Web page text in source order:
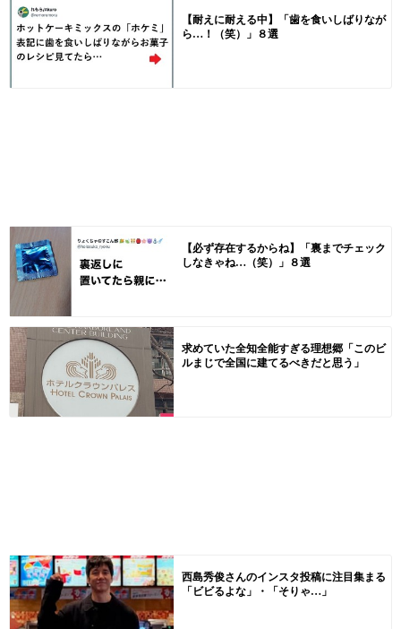
【耐えに耐える中】「歯を食いしばりなが
ら…！（笑）」８選
【必ず存在するからね】「裏までチェック
しなきゃね…（笑）」８選
求めていた全知全能すぎる理想郷「このビ
ルまじで全国に建てるべきだと思う」
西島秀俊さんのインスタ投稿に注目集まる
「ビビるよな」・「そりゃ…」